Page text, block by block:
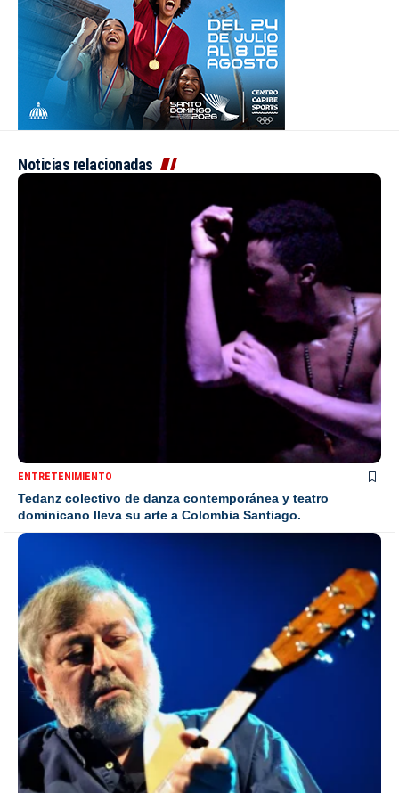
Noticias relacionadas
ENTRETENIMIENTO
Tedanz colectivo de danza contemporánea y teatro
dominicano lleva su arte a Colombia Santiago.